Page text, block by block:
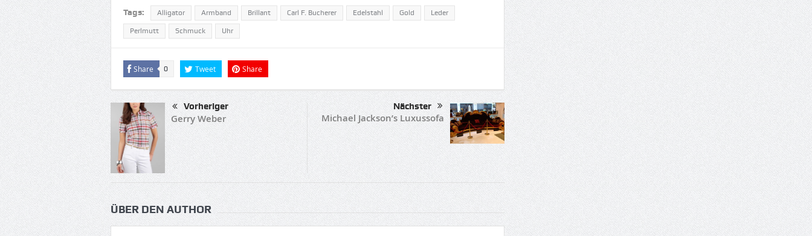
Tags: Alligator Armband Brillant Carl F. Bucherer Edelstahl Gold Leder
Perlmutt Schmuck Uhr
Share 0 Tweet Share
Vorheriger
Gerry Weber
Nächster
Michael Jackson’s Luxussofa
ÜBER DEN AUTHOR